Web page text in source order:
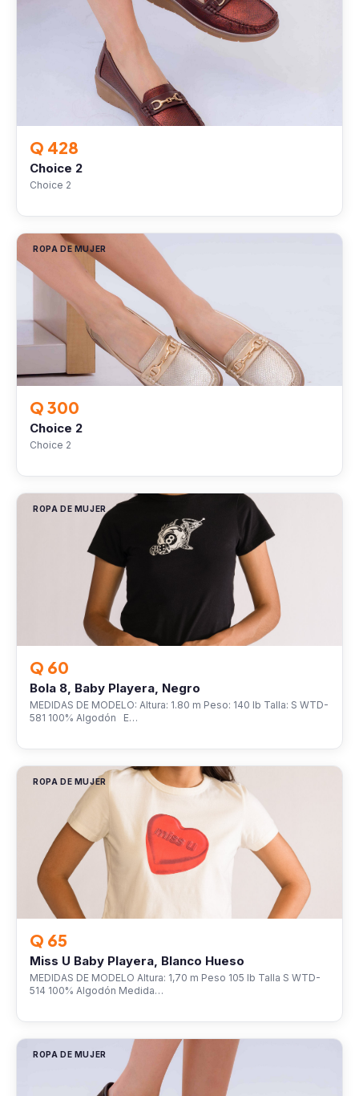
Q 428
Choice 2
Choice 2
ROPA DE MUJER
Q 300
Choice 2
Choice 2
ROPA DE MUJER
Q 60
Bola 8, Baby Playera, Negro
MEDIDAS DE MODELO: Altura: 1.80 m Peso: 140 lb Talla: S WTD-
581 100% Algodón E…
ROPA DE MUJER
Q 65
Miss U Baby Playera, Blanco Hueso
MEDIDAS DE MODELO Altura: 1,70 m Peso 105 lb Talla S WTD-
514 100% Algodón Medida…
ROPA DE MUJER